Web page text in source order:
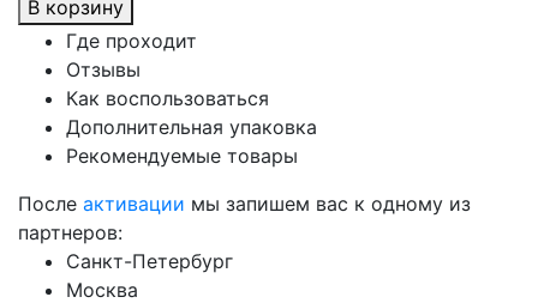
В корзину
Где проходит
Отзывы
Как воспользоваться
Дополнительная упаковка
Рекомендуемые товары
После активации мы запишем вас к одному из
партнеров:
Санкт-Петербург
Москва